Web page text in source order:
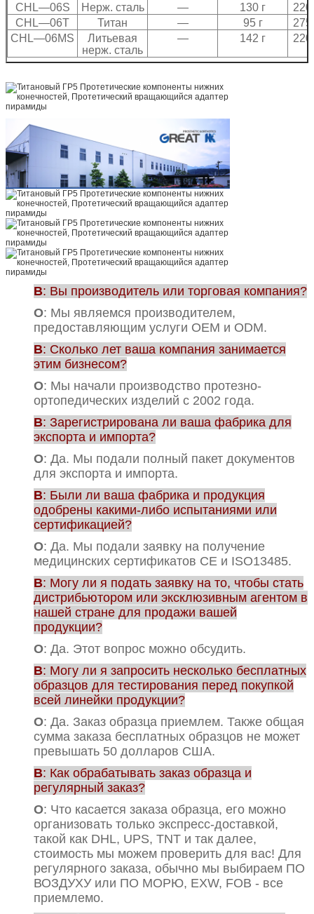
CHL—06S
Нерж. сталь — 130 г
CHL—06T
Титан — 95 г
CHL—06MS
Литьевая
нерж. сталь
— 142 г
В: Вы производитель или торговая компания?
О: Мы являемся производителем,
предоставляющим услуги OEM и ODM.
В: Сколько лет ваша компания занимается
этим бизнесом?
О: Мы начали производство протезно-
ортопедических изделий с 2002 года.
В: Зарегистрирована ли ваша фабрика для
экспорта и импорта?
О: Да. Мы подали полный пакет документов
для экспорта и импорта.
В: Были ли ваша фабрика и продукция
одобрены какими-либо испытаниями или
сертификацией?
О: Да. Мы подали заявку на получение
медицинских сертификатов CE и ISO13485.
В: Могу ли я подать заявку на то, чтобы стать
дистрибьютором или эксклюзивным агентом в
нашей стране для продажи вашей
продукции?
О: Да. Этот вопрос можно обсудить.
В: Могу ли я запросить несколько бесплатных
образцов для тестирования перед покупкой
всей линейки продукции?
О: Да. Заказ образца приемлем. Также общая
сумма заказа бесплатных образцов не может
превышать 50 долларов США.
В: Как обрабатывать заказ образца и
регулярный заказ?
О: Что касается заказа образца, его можно
организовать только экспресс-доставкой,
такой как DHL, UPS, TNT и так далее,
стоимость мы можем проверить для вас! Для
регулярного заказа, обычно мы выбираем ПО
ВОЗДУХУ или ПО МОРЮ, EXW, FOB - все
приемлемо.